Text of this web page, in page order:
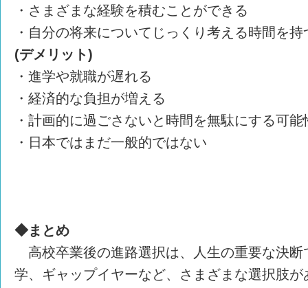
・さまざまな経験を積むことができる
・自分の将来についてじっくり考える時間を
(デメリット)
・進学や就職が遅れる
・経済的な負担が増える
・計画的に過ごさないと時間を無駄にする可能
・日本ではまだ一般的ではない
◆まとめ
高校卒業後の進路選択は、人生の重要な決断
学、ギャップイヤーなど、さまざまな選択肢